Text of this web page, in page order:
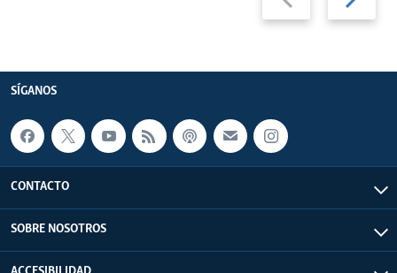
slide
slide
SÍGANOS
CONTACTO
SOBRE NOSOTROS